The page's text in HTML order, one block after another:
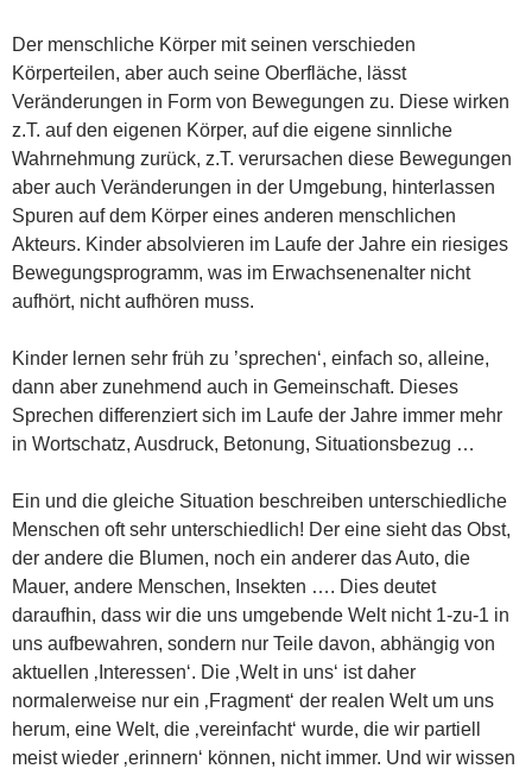
Der menschliche Körper mit seinen verschieden
Körperteilen, aber auch seine Oberfläche, lässt
Veränderungen in Form von Bewegungen zu. Diese wirken
z.T. auf den eigenen Körper, auf die eigene sinnliche
Wahrnehmung zurück, z.T. verursachen diese Bewegungen
aber auch Veränderungen in der Umgebung, hinterlassen
Spuren auf dem Körper eines anderen menschlichen
Akteurs. Kinder absolvieren im Laufe der Jahre ein riesiges
Bewegungsprogramm, was im Erwachsenenalter nicht
aufhört, nicht aufhören muss.
Kinder lernen sehr früh zu ’sprechen‘, einfach so, alleine,
dann aber zunehmend auch in Gemeinschaft. Dieses
Sprechen differenziert sich im Laufe der Jahre immer mehr
in Wortschatz, Ausdruck, Betonung, Situationsbezug …
Ein und die gleiche Situation beschreiben unterschiedliche
Menschen oft sehr unterschiedlich! Der eine sieht das Obst,
der andere die Blumen, noch ein anderer das Auto, die
Mauer, andere Menschen, Insekten …. Dies deutet
daraufhin, dass wir die uns umgebende Welt nicht 1-zu-1 in
uns aufbewahren, sondern nur Teile davon, abhängig von
aktuellen ‚Interessen‘. Die ‚Welt in uns‘ ist daher
normalerweise nur ein ‚Fragment‘ der realen Welt um uns
herum, eine Welt, die ‚vereinfacht‘ wurde, die wir partiell
meist wieder ‚erinnern‘ können, nicht immer. Und wir wissen